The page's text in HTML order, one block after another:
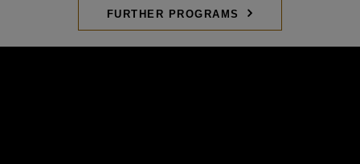
FURTHER PROGRAMS